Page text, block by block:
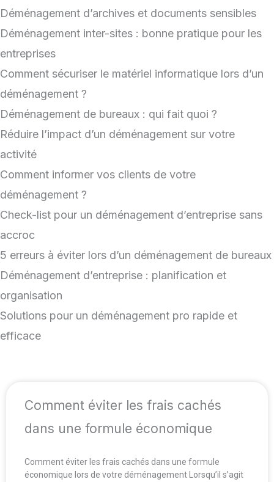
Déménagement d’archives et documents sensibles
Déménagement inter-sites : bonne pratique pour les
entreprises
Comment sécuriser le matériel informatique lors d’un
déménagement ?
Déménagement de bureaux : qui fait quoi ?
Réduire l’impact d’un déménagement sur votre
activité
Comment informer vos clients de votre
déménagement ?
Check-list pour un déménagement d’entreprise sans
accroc
5 erreurs à éviter lors d’un déménagement de bureaux
Déménagement d’entreprise : planification et
organisation
Solutions pour un déménagement pro rapide et
efficace
Comment éviter les frais cachés
dans une formule économique
Comment éviter les frais cachés dans une formule
économique lors de votre déménagement Lorsqu’il s’agit